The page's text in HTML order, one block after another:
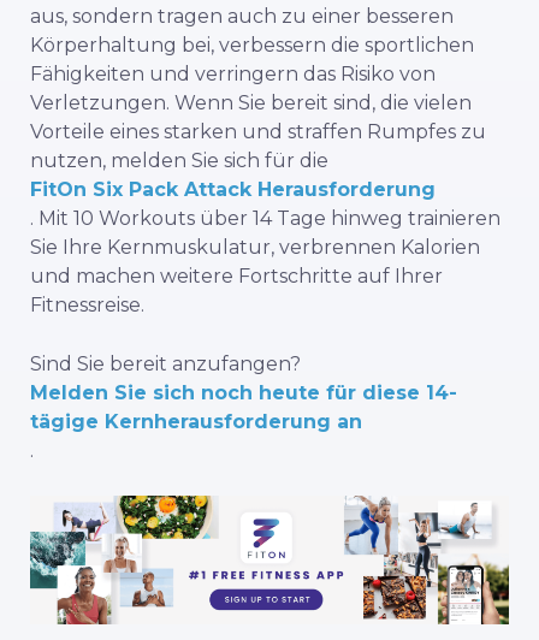
aus, sondern tragen auch zu einer besseren
Körperhaltung bei, verbessern die sportlichen
Fähigkeiten und verringern das Risiko von
Verletzungen. Wenn Sie bereit sind, die vielen
Vorteile eines starken und straffen Rumpfes zu
nutzen, melden Sie sich für die
FitOn Six Pack Attack Herausforderung
. Mit 10 Workouts über 14 Tage hinweg trainieren
Sie Ihre Kernmuskulatur, verbrennen Kalorien
und machen weitere Fortschritte auf Ihrer
Fitnessreise.
Sind Sie bereit anzufangen?
Melden Sie sich noch heute für diese 14-
tägige Kernherausforderung an
.